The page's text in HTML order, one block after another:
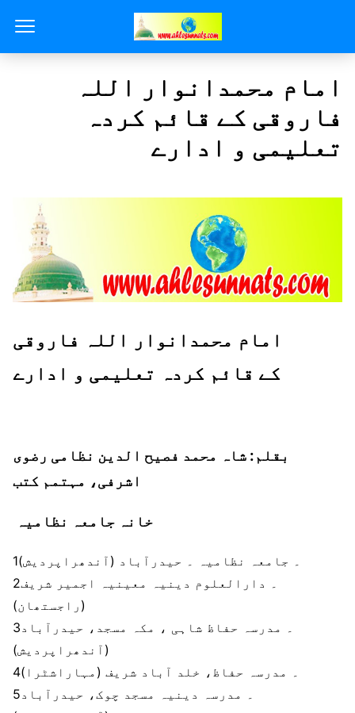
امام محمدانوار اللہ
فاروقی کے قائم کردہ
تعلیمی و ادارے
امام محمدانوار اللہ فاروقی
کے قائم کردہ تعلیمی و ادارے
بقلم: شاہ محمد فصیح الدین نظامی رضوی
اشرفی، مہتمم کتب
خانہ جامعہ نظامیہ
1۔ جامعہ نظامیہ ۔ حیدرآباد (آندھراپردیش)
2۔ دارالعلوم دینیہ معینیہ اجمیر شریف
(راجستھان)
3۔ مدرسہ حفاظ شاہی ، مکہ مسجد، حیدرآباد
(آندھراپردیش)
4۔ مدرسہ حفاظ، خلد آباد شریف (مہاراشٹرا)
5۔ مدرسہ دینیہ مسجد چوک، حیدرآباد